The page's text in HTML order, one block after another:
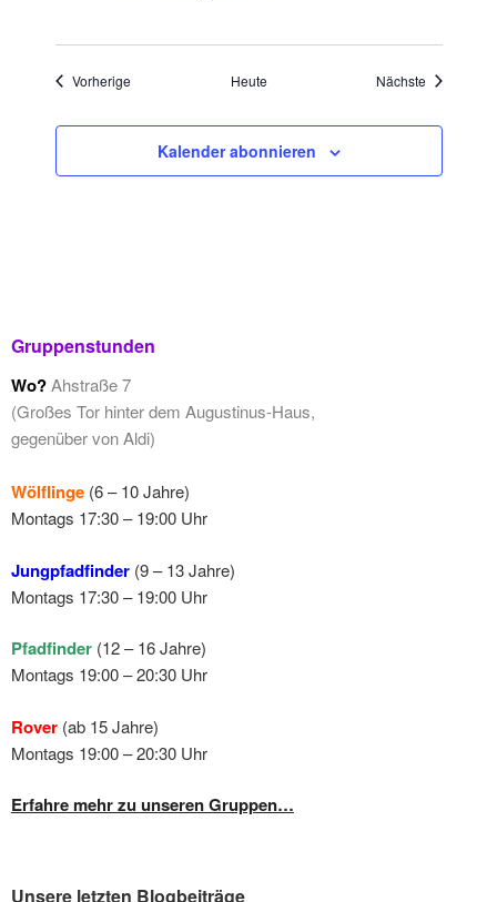
VorherigeVeranstaltungen Heute Nächste
Kalender abonnieren
Gruppenstunden
Wo?Ahstraße 7
(Großes Tor hinter dem Augustinus-Haus,
gegenüber von Aldi)
Wölflinge (6 – 10 Jahre)
Montags 17:30 – 19:00 Uhr
Jungpfadfinder (9 – 13 Jahre)
Montags 17:30 – 19:00 Uhr
Pfadfinder (12 – 16 Jahre)
Montags 19:00 – 20:30 Uhr
Rover (ab 15 Jahre)
Montags 19:00 – 20:30 Uhr
Erfahre mehr zu unseren Gruppen…
Unsere letzten Blogbeiträge